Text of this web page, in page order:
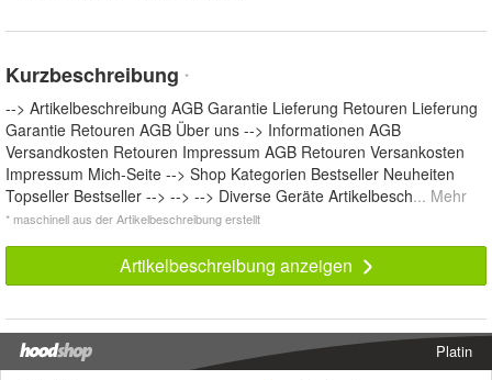
Kurzbeschreibung *
--> Artikelbeschreibung AGB Garantie Lieferung Retouren Lieferung
Garantie Retouren AGB Über uns --> Informationen AGB
Versandkosten Retouren Impressum AGB Retouren Versankosten
Impressum Mich-Seite --> Shop Kategorien Bestseller Neuheiten
Topseller Bestseller --> --> --> Diverse Geräte Artikelbesch... Mehr
* maschinell aus der Artikelbeschreibung erstellt
Artikelbeschreibung anzeigen
Platin